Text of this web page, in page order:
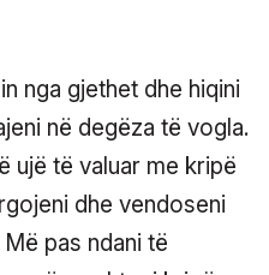
nga gjethet dhe hiqini
në degëza të vogla.
ujë të valuar me kripë
dhe vendoseni
pas ndani të